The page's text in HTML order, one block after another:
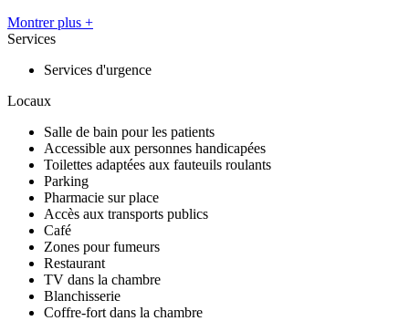
Montrer plus +
Services
Services d'urgence
Locaux
Salle de bain pour les patients
Accessible aux personnes handicapées
Toilettes adaptées aux fauteuils roulants
Parking
Pharmacie sur place
Accès aux transports publics
Café
Zones pour fumeurs
Restaurant
TV dans la chambre
Blanchisserie
Coffre-fort dans la chambre